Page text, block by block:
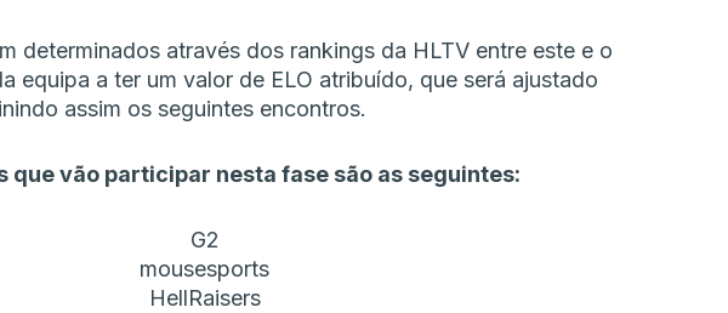
determinados através dos rankings da HLTV entre este e o
equipa a ter um valor de ELO atribuído, que será ajustado
assim os seguintes encontros.
que vão participar nesta fase são as seguintes:
G2
mousesports
HellRaisers